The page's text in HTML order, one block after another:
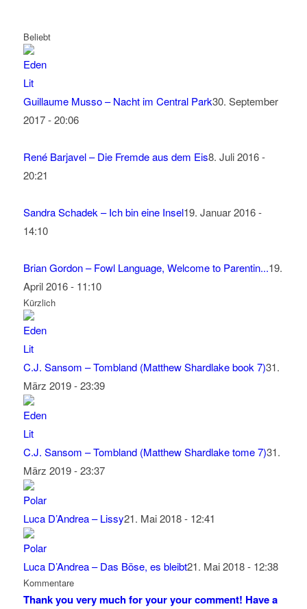
Beliebt
Guillaume Musso – Nacht im Central Park30. September
2017 - 20:06
René Barjavel – Die Fremde aus dem Eis8. Juli 2016 -
20:21
Sandra Schadek – Ich bin eine Insel19. Januar 2016 -
14:10
Brian Gordon – Fowl Language, Welcome to Parentin...19.
April 2016 - 11:10
Kürzlich
C.J. Sansom – Tombland (Matthew Shardlake book 7)31.
März 2019 - 23:39
C.J. Sansom – Tombland (Matthew Shardlake tome 7)31.
März 2019 - 23:37
Luca D’Andrea – Lissy21. Mai 2018 - 12:41
Luca D’Andrea – Das Böse, es bleibt21. Mai 2018 - 12:38
Kommentare
Thank you very much for your your comment! Have a